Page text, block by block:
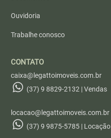
Ouvidoria
Trabalhe conosco
CONTATO
caixa@legattoimoveis.com.br
(37) 9 8829-2132 | Vendas
locacao@legattoimoveis.com.br
(37) 9 9875-5785 | Locação